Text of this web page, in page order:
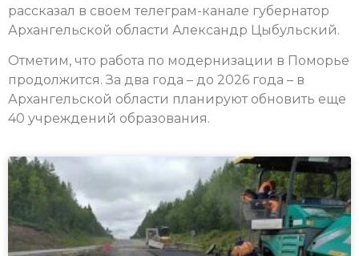
рассказал в своем телеграм-канале губернатор
Архангельской области Александр Цыбульский.
Отметим, что работа по модернизации в Поморье
продолжится. За два года – до 2026 года – в
Архангельской области планируют обновить еще
40 учреждений образования.